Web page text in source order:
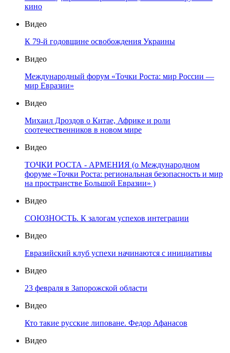
кино
Видео
К 79-й годовщине освобождения Украины
Видео
Международный форум «Точки Роста: мир России —
мир Евразии»
Видео
Михаил Дроздов о Китае, Африке и роли
соотечественников в новом мире
Видео
ТОЧКИ РОСТА - АРМЕНИЯ (о Международном
форуме «Точки Роста: региональная безопасность и мир
на пространстве Большой Евразии» )
Видео
СОЮЗНОСТЬ. К залогам успехов интеграции
Видео
Евразийский клуб успехи начинаются с инициативы
Видео
23 февраля в Запорожской области
Видео
Кто такие русские липоване. Федор Афанасов
Видео